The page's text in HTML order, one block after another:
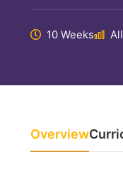
10 Weeks
Overview